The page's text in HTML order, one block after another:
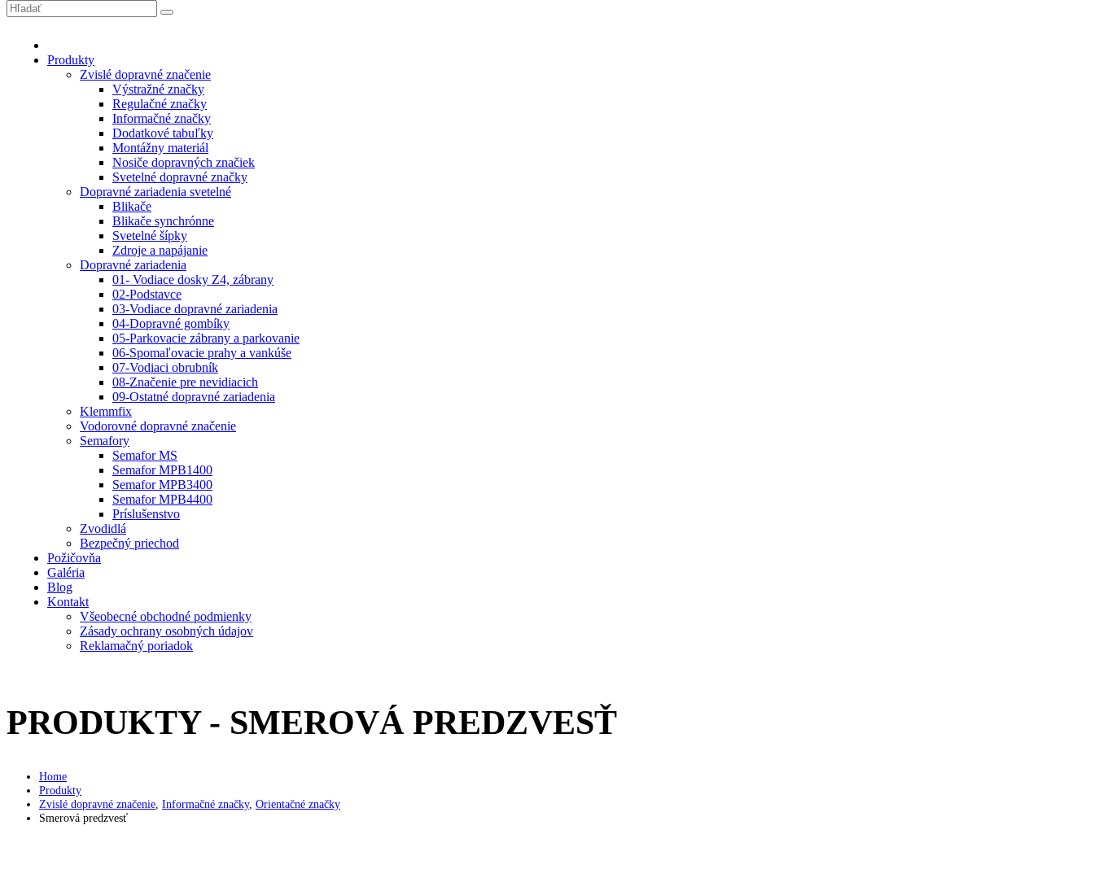
Produkty
Zvislé dopravné značenie
Výstražné značky
Regulačné značky
Informačné značky
Dodatkové tabuľky
Montážny materiál
Nosiče dopravných značiek
Svetelné dopravné značky
Dopravné zariadenia svetelné
Blikače
Blikače synchrónne
Svetelné šípky
Zdroje a napájanie
Dopravné zariadenia
01- Vodiace dosky Z4, zábrany
02-Podstavce
03-Vodiace dopravné zariadenia
04-Dopravné gombíky
05-Parkovacie zábrany a parkovanie
06-Spomaľovacie prahy a vankúše
07-Vodiaci obrubník
08-Značenie pre nevidiacich
09-Ostatné dopravné zariadenia
Klemmfix
Vodorovné dopravné značenie
Semafory
Semafor MS
Semafor MPB1400
Semafor MPB3400
Semafor MPB4400
Príslušenstvo
Zvodidlá
Bezpečný priechod
Požičovňa
Galéria
Blog
Kontakt
Všeobecné obchodné podmienky
Zásady ochrany osobných údajov
Reklamačný poriadok
PRODUKTY - SMEROVÁ PREDZVESŤ
Home
Produkty
Zvislé dopravné značenie Informačné značky, Orientačné značky
Smerová predzvesť